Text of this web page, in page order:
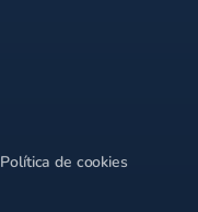
Política de cookies